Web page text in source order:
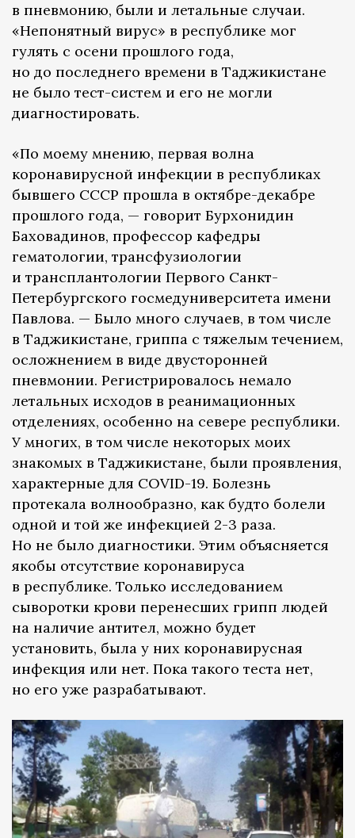
в пневмонию, были и летальные случаи.
«Непонятный вирус» в республике мог
гулять с осени прошлого года,
но до последнего времени в Таджикистане
не было тест-систем и его не могли
диагностировать.
«По моему мнению, первая волна
коронавирусной инфекции в республиках
бывшего СССР прошла в октябре-декабре
прошлого года, — говорит Бурхонидин
Баховадинов, профессор кафедры
гематологии, трансфузиологии
и трансплантологии Первого Санкт-
Петербургского госмедуниверситета имени
Павлова. — Было много случаев, в том числе
в Таджикистане, гриппа с тяжелым течением,
осложнением в виде двусторонней
пневмонии. Регистрировалось немало
летальных исходов в реанимационных
отделениях, особенно на севере республики.
У многих, в том числе некоторых моих
знакомых в Таджикистане, были проявления,
характерные для COVID-19. Болезнь
протекала волнообразно, как будто болели
одной и той же инфекцией 2-3 раза.
Но не было диагностики. Этим объясняется
якобы отсутствие коронавируса
в республике. Только исследованием
сыворотки крови перенесших грипп людей
на наличие антител, можно будет
установить, была у них коронавирусная
инфекция или нет. Пока такого теста нет,
но его уже разрабатывают.